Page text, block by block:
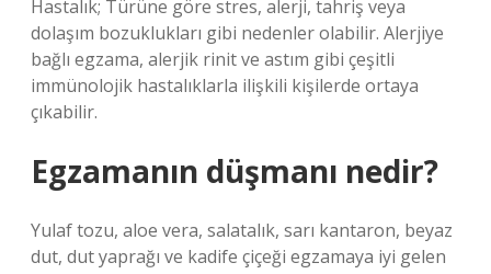
Hastalık; Türüne göre stres, alerji, tahriş veya
dolaşım bozuklukları gibi nedenler olabilir. Alerjiye
bağlı egzama, alerjik rinit ve astım gibi çeşitli
immünolojik hastalıklarla ilişkili kişilerde ortaya
çıkabilir.
Egzamanın düşmanı nedir?
Yulaf tozu, aloe vera, salatalık, sarı kantaron, beyaz
dut, dut yaprağı ve kadife çiçeği egzamaya iyi gelen